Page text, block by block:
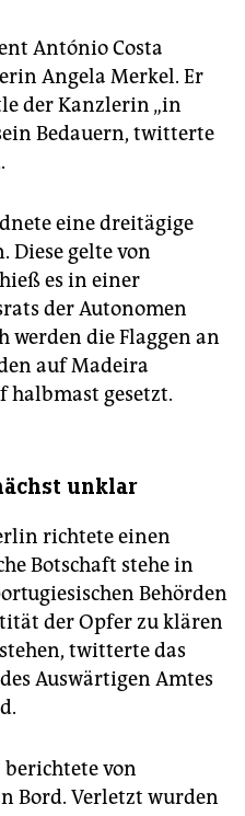
António Costa
Angela Merkel. Er
der Kanzlerin „in
Bedauern, twitterte
eine dreitägige
Diese gelte von
es in einer
der Autonomen
werden die Flaggen an
auf Madeira
halbmast gesetzt.
unklar
richtete einen
Botschaft stehe in
Behörden
der Opfer zu klären
twitterte das
Auswärtigen Amtes
berichtete von
Bord. Verletzt wurden